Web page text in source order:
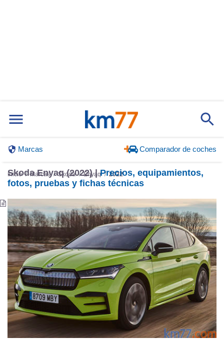
Marcas Comparador de coches
Inicio Marcas Skoda Enyaq 2022
Skoda Enyaq (2022) |Precios, equipamientos,
fotos, pruebas y fichas técnicas